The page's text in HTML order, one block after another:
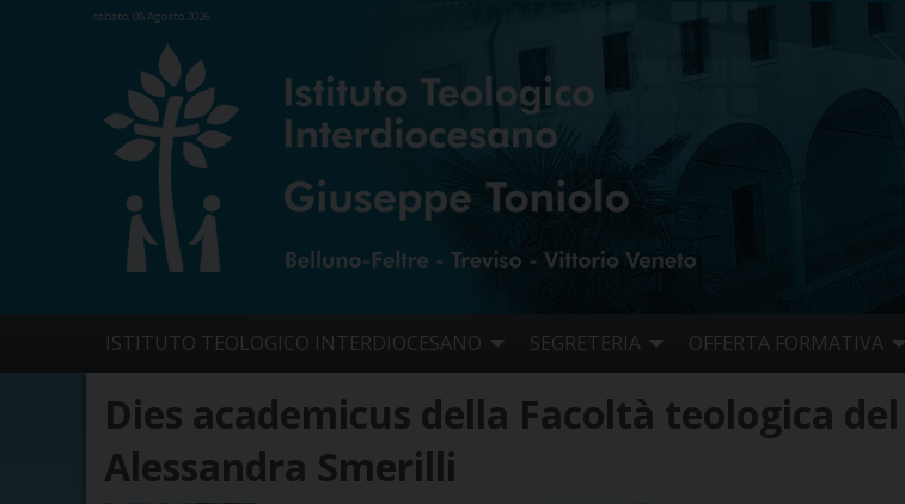
sabato, 08 Agosto 2026
ISTITUTO TEOLOGICO INTERDIOCESANO SEGRETERIA OFFERTA FORMATIVA
Dies academicus della Facoltà teologica
Alessandra Smerilli